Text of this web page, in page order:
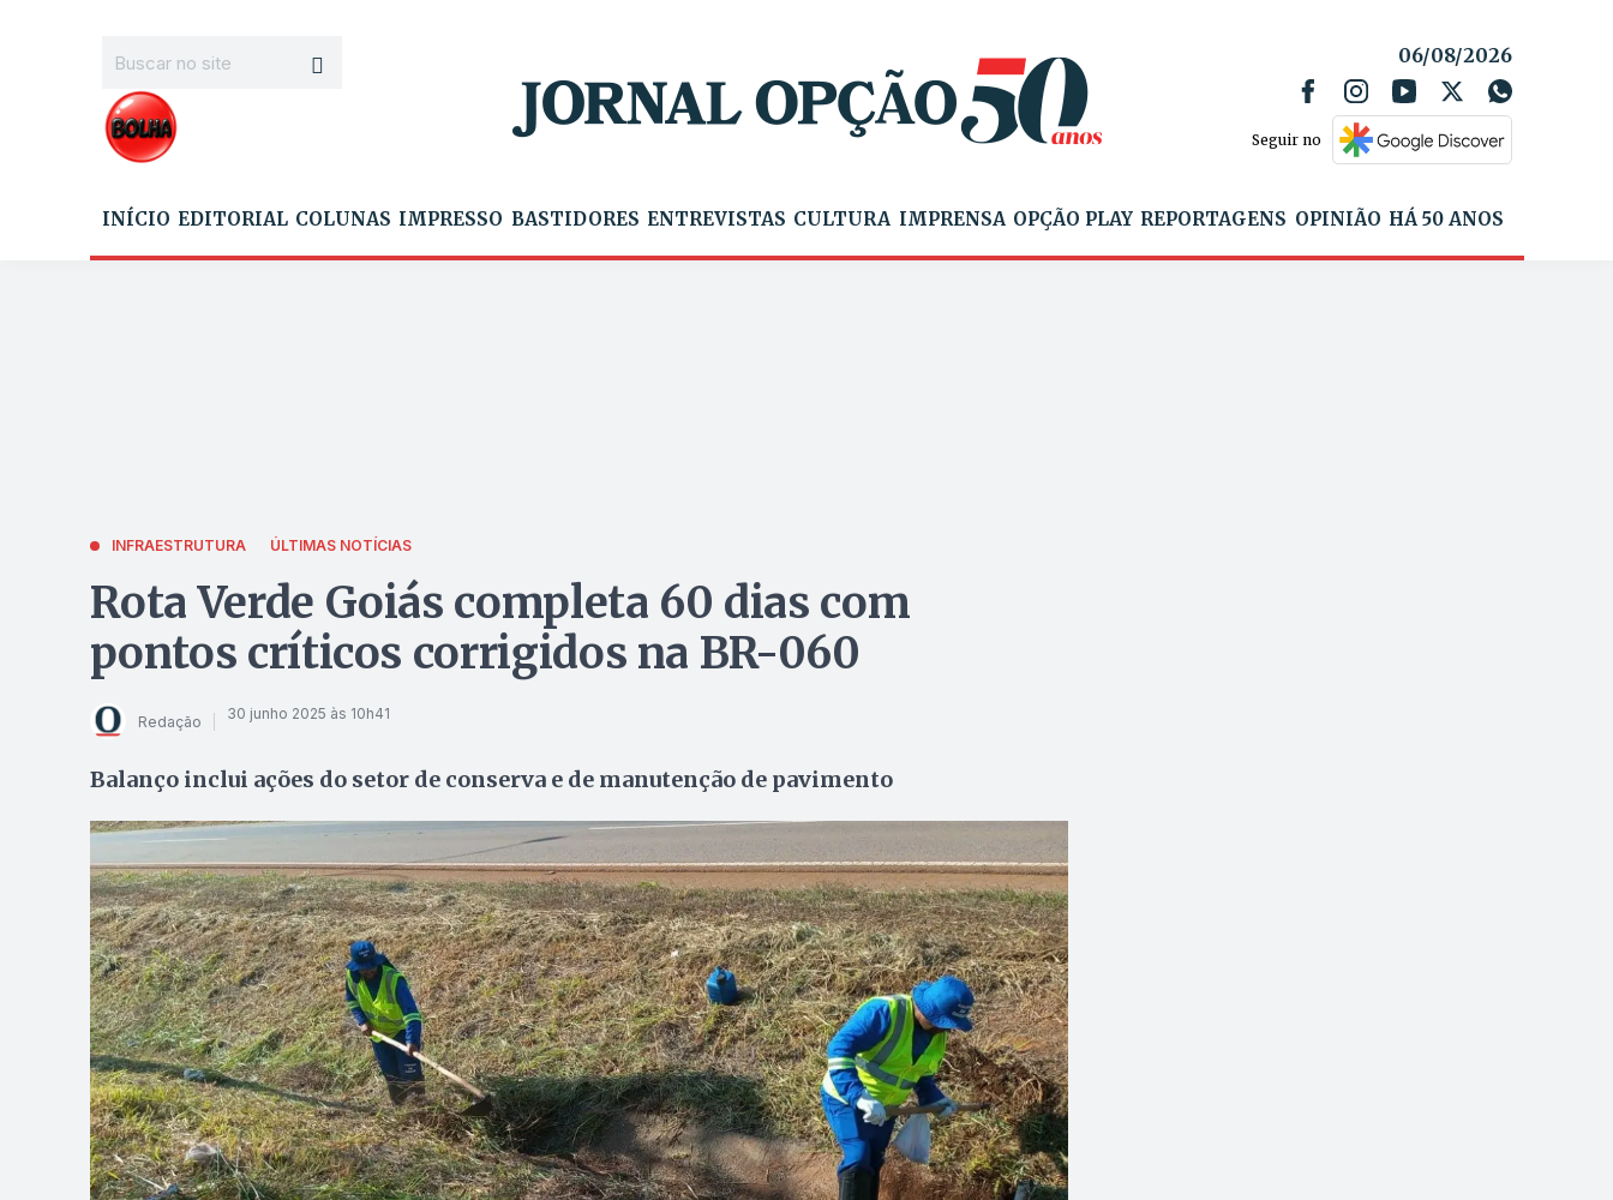
06/08/2026
Seguir no
INÍCIO EDITORIAL COLUNAS IMPRESSO BASTIDORES ENTREVISTAS CULTURA IMPRENSA OPÇÃO PLAY REPORTAGENS OPINIÃO HÁ 50 ANOS
INFRAESTRUTURA ÚLTIMAS NOTÍCIAS
Rota Verde Goiás completa 60 dias com
pontos críticos corrigidos na BR-060
Redação 30 junho 2025 às 10h41
Balanço inclui ações do setor de conserva e de manutenção de pavimento